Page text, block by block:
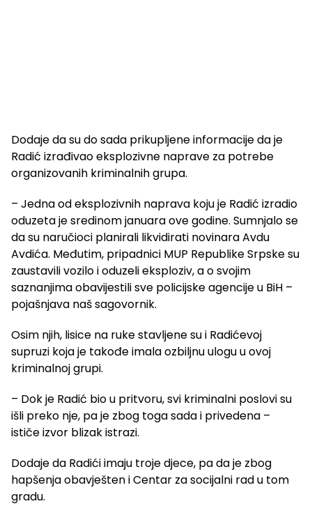
Dodaje da su do sada prikupljene informacije da je
Radić izrađivao eksplozivne naprave za potrebe
organizovanih kriminalnih grupa.
– Jedna od eksplozivnih naprava koju je Radić izradio
oduzeta je sredinom januara ove godine. Sumnjalo se
da su naručioci planirali likvidirati novinara Avdu
Avdića. Međutim, pripadnici MUP Republike Srpske su
zaustavili vozilo i oduzeli eksploziv, a o svojim
saznanjima obavijestili sve policijske agencije u BiH –
pojašnjava naš sagovornik.
Osim njih, lisice na ruke stavljene su i Radićevoj
supruzi koja je takođe imala ozbiljnu ulogu u ovoj
kriminalnoj grupi.
– Dok je Radić bio u pritvoru, svi kriminalni poslovi su
išli preko nje, pa je zbog toga sada i privedena –
ističe izvor blizak istrazi.
Dodaje da Radići imaju troje djece, pa da je zbog
hapšenja obavješten i Centar za socijalni rad u tom
gradu.